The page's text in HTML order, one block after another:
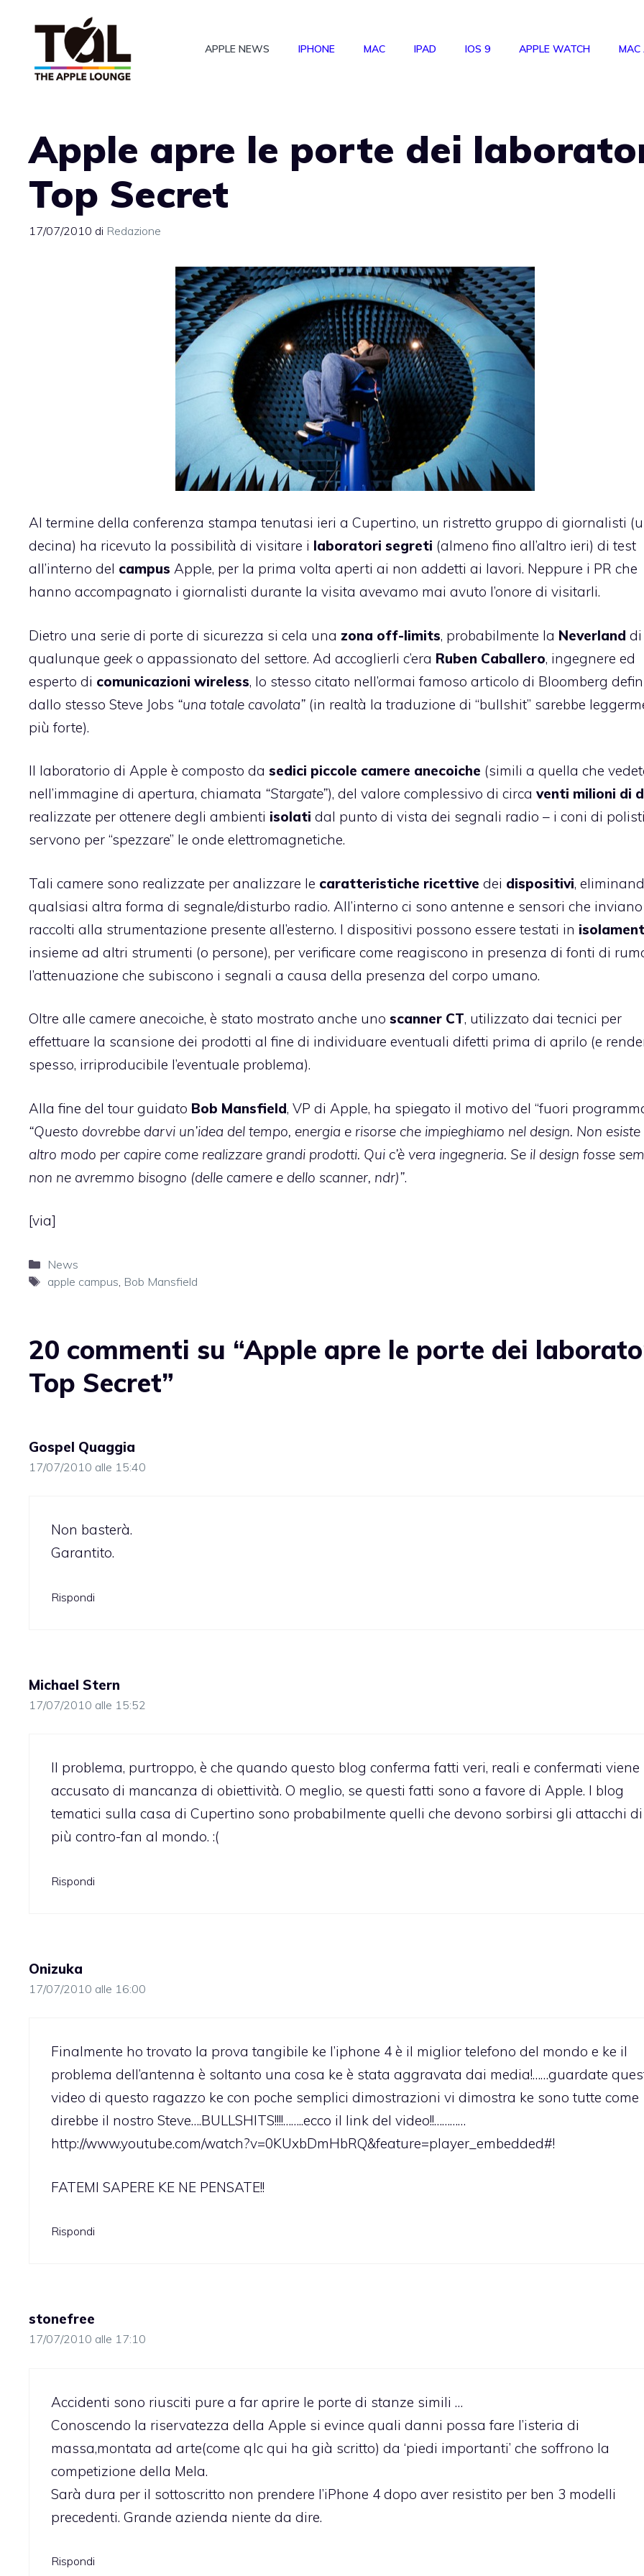
APPLE NEWS IPHONE MAC IPAD IOS 9 APPLE WATCH MAC
Apple apre le porte dei
Top Secret
17/07/2010 di Redazione
Al termine della conferenza stampa tenutasi ieri a Cupertino, un ristretto gruppo di giornalisti
decina) ha ricevuto la possibilità di visitare i laboratori segreti (almeno fino all’altro ieri) di test
all’interno del campus Apple, per la prima volta aperti ai non addetti ai lavori. Neppure i PR che
hanno accompagnato i giornalisti durante la visita avevamo mai avuto l’onore di visitarli.
Dietro una serie di porte di sicurezza si cela una zona off-limits, probabilmente la Neverland di
qualunque geek o appassionato del settore. Ad accoglierli c’era Ruben Caballero, ingegnere ed
esperto di comunicazioni wireless, lo stesso citato nell’ormai famoso articolo di Bloomberg
dallo stesso Steve Jobs “una totale cavolata” (in realtà la traduzione di “bullshit” sarebbe
più forte).
Il laboratorio di Apple è composto da sedici piccole camere anecoiche (simili a quella che
nell’immagine di apertura, chiamata “Stargate”), del valore complessivo di circa venti milioni di
realizzate per ottenere degli ambienti isolati dal punto di vista dei segnali radio – i coni di
servono per “spezzare” le onde elettromagnetiche.
Tali camere sono realizzate per analizzare le caratteristiche ricettive dei dispositivi,
qualsiasi altra forma di segnale/disturbo radio. All’interno ci sono antenne e sensori che
raccolti alla strumentazione presente all’esterno. I dispositivi possono essere testati in
insieme ad altri strumenti (o persone), per verificare come reagiscono in presenza di fonti di
l’attenuazione che subiscono i segnali a causa della presenza del corpo umano.
Oltre alle camere anecoiche, è stato mostrato anche uno scanner CT, utilizzato dai tecnici per
effettuare la scansione dei prodotti al fine di individuare eventuali difetti prima di aprilo (e
spesso, irriproducibile l’eventuale problema).
Alla fine del tour guidato Bob Mansfield, VP di Apple, ha spiegato il motivo del “fuori
“Questo dovrebbe darvi un’idea del tempo, energia e risorse che impieghiamo nel design. Non
altro modo per capire come realizzare grandi prodotti. Qui c’è vera ingegneria. Se il design fosse
non ne avremmo bisogno (delle camere e dello scanner, ndr)”.
[via]
Categorie
News
Tag
apple campus Bob Mansfield
20 commenti su “Apple apre le porte dei
Top Secret”
Gospel Quaggia
17/07/2010 alle 15:40
Non basterà.
Garantito.
Rispondi
Michael Stern
17/07/2010 alle 15:52
Il problema, purtroppo, è che quando questo blog conferma fatti veri, reali e confermati viene
accusato di mancanza di obiettività. O meglio, se questi fatti sono a favore di Apple. I blog
tematici sulla casa di Cupertino sono probabilmente quelli che devono sorbirsi gli attacchi di
più contro-fan al mondo. :(
Rispondi
Onizuka
17/07/2010 alle 16:00
Finalmente ho trovato la prova tangibile ke l’iphone 4 è il miglior telefono del mondo e ke il
problema dell’antenna è soltanto una cosa ke è stata aggravata dai media!……guardate
video di questo ragazzo ke con poche semplici dimostrazioni vi dimostra ke sono tutte come
direbbe il nostro Steve….BULLSHITS!!!!……..ecco il link del video!!…………
http://www.youtube.com/watch?v=0KUxbDmHbRQ&feature=player_embedded#!
FATEMI SAPERE KE NE PENSATE!!
Rispondi
stonefree
17/07/2010 alle 17:10
Accidenti sono riusciti pure a far aprire le porte di stanze simili …
Conoscendo la riservatezza della Apple si evince quali danni possa fare l’isteria di
massa,montata ad arte(come qlc qui ha già scritto) da ‘piedi importanti’ che soffrono la
competizione della Mela.
Sarà dura per il sottoscritto non prendere l’iPhone 4 dopo aver resistito per ben 3 modelli
precedenti. Grande azienda niente da dire.
Rispondi